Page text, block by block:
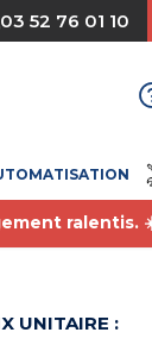
acceptons
03 52 76 01 10
ralentis.
UNITAIRE :